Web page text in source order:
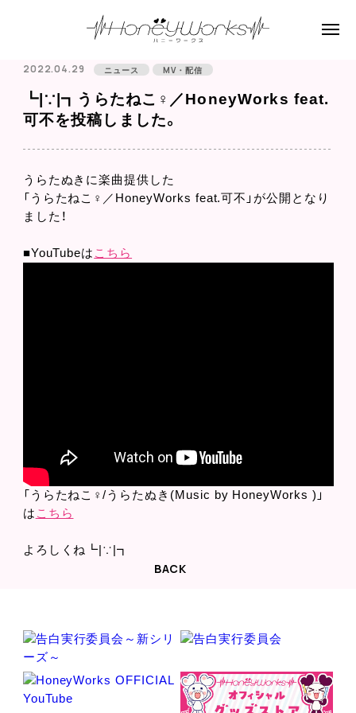
2022.04.29 ニュース MV・配信
┗|∵|┓うらたねこ♀／HoneyWorks feat.
可不を投稿しました。
うらたぬきに楽曲提供した
「うらたねこ♀／HoneyWorks feat.可不」が公開となり
ました！
■YouTubeは こちら
「うらたねこ♀/うらたぬき(Music by HoneyWorks )」
は こちら
よろしくね┗|∵|┓
BACK